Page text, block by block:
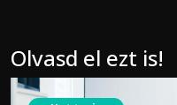
Olvasd el ezt is!